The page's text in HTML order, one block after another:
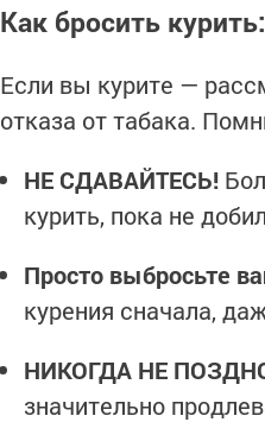
Как бросить
Если вы курите —
отказа от табака.
НЕ СДАВАЙТЕСЬ!
курить, пока не
Просто выбросьте
курения сначала,
НИКОГДА НЕ
значительно